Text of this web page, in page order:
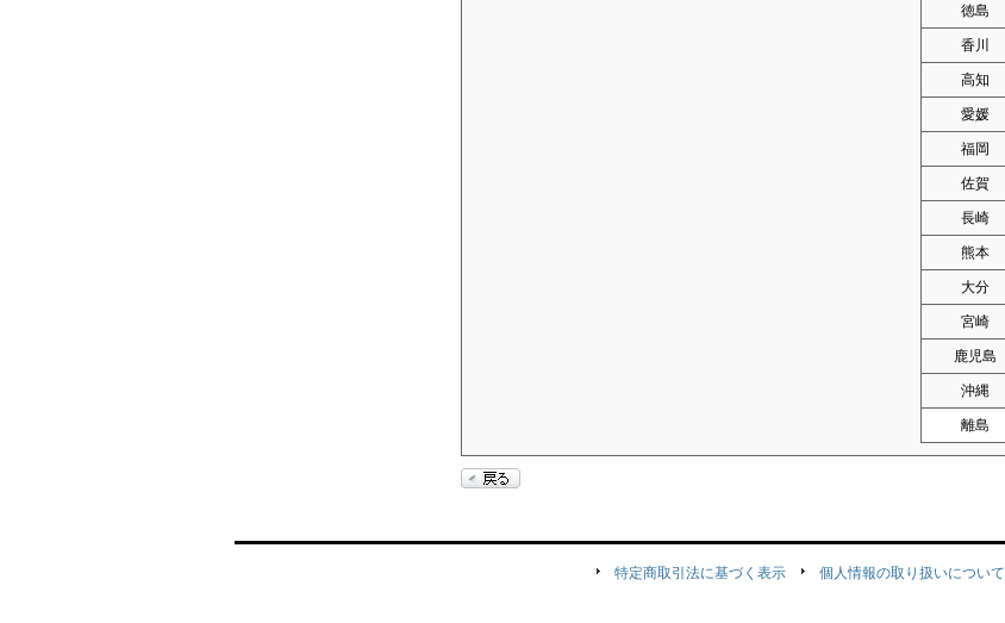
徳島
香川
高知
愛媛
福岡
佐賀
長崎
熊本
大分
宮崎
鹿児島
沖縄
離島
特定商取引法に基づく表示 個人情報の取り扱いについて